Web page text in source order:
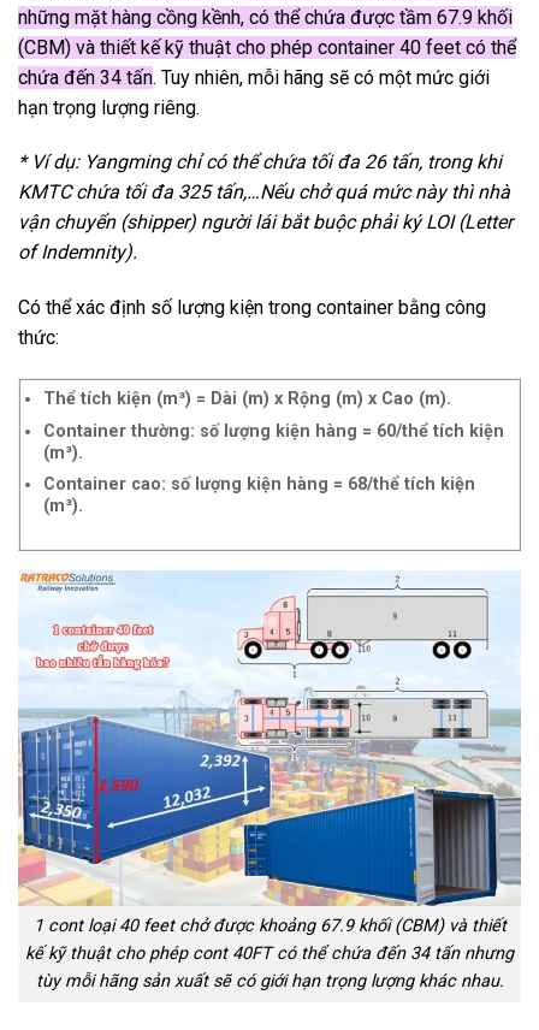
những mặt hàng cồng kềnh, có thể chứa được tầm 67.9 khối
(CBM) và thiết kế kỹ thuật cho phép container 40 feet có thể
chứa đến 34 tấn. Tuy nhiên, mỗi hãng sẽ có một mức giới
hạn trọng lượng riêng.
* Ví dụ: Yangming chỉ có thể chứa tối đa 26 tấn, trong khi
KMTC chứa tối đa 325 tấn,…Nếu chở quá mức này thì nhà
vận chuyển (shipper) người lái bắt buộc phải ký LOI (Letter
of Indemnity).
Có thể xác định số lượng kiện trong container bằng công
thức:
Thể tích kiện (m³) = Dài (m) x Rộng (m) x Cao (m).
Container thường: số lượng kiện hàng = 60/thể tích kiện
(m³).
Container cao: số lượng kiện hàng = 68/thể tích kiện
(m³).
1 cont loại 40 feet chở được khoảng 67.9 khối (CBM) và thiết
kế kỹ thuật cho phép cont 40FT có thể chứa đến 34 tấn nhưng
tùy mỗi hãng sản xuất sẽ có giới hạn trọng lượng khác nhau.